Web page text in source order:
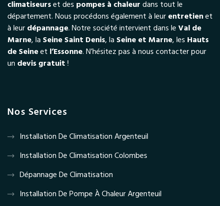
climatiseurset des pompes à chaleurdans tout le
département. Nous procédons également à leurentretienet
à leurdépannage. Notre société intervient dans leVal de
Marne, la Seine Saint Denis, la Seine et Marne, les Hauts
de Seineet l’Essonne. N’hésitez pas à nous contacter pour
un devis gratuit!
Nos Services
Installation De Climatisation Argenteuil
Installation De Climatisation Colombes
Dépannage De Climatisation
Installation De Pompe À Chaleur Argenteuil